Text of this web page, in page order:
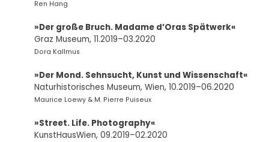
Ren Hang
»Der große Bruch. Madame d’Oras Spätwerk«
Graz Museum, 11.2019–03.2020
Dora Kallmus
»Der Mond. Sehnsucht, Kunst und Wissenschaft«
Naturhistorisches Museum, Wien, 10.2019–06.2020
Maurice Loewy & M. Pierre Puiseux
»Street. Life. Photography«
KunstHausWien, 09.2019–02.2020